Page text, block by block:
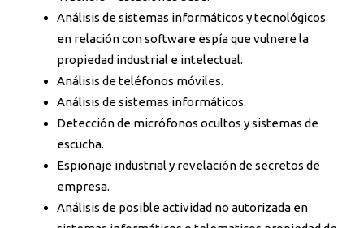
Análisis de sistemas informáticos y tecnológicos
en relación con software espía que vulnere la
propiedad industrial e intelectual.
Análisis de teléfonos móviles.
Análisis de sistemas informáticos.
Detección de micrófonos ocultos y sistemas de
escucha.
Espionaje industrial y revelación de secretos de
empresa.
Análisis de posible actividad no autorizada en